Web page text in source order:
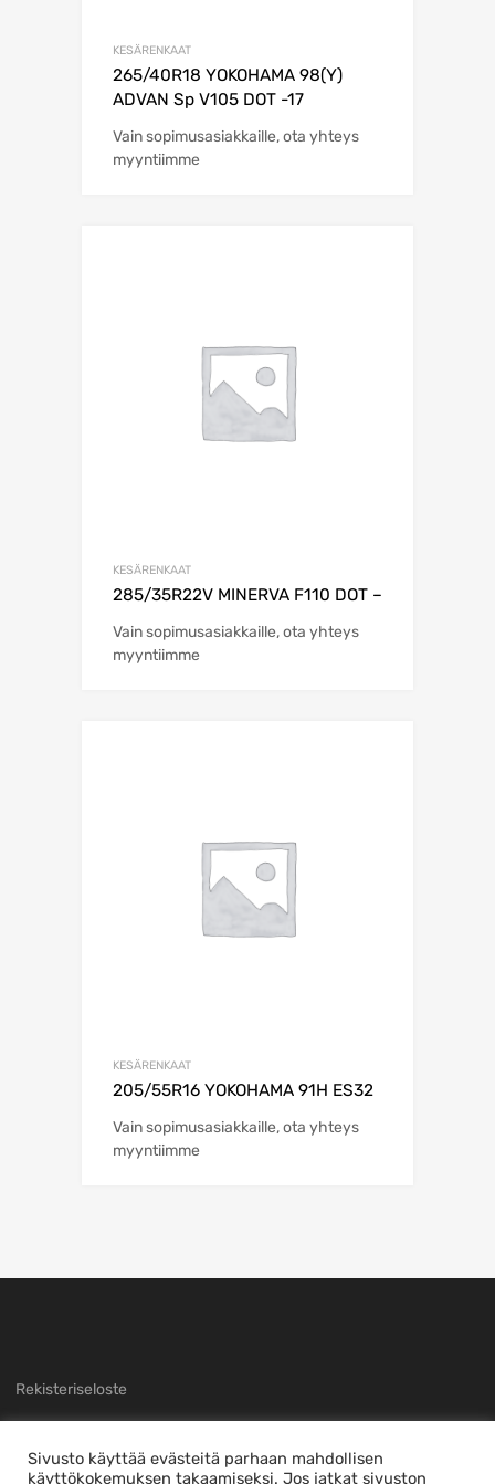
KESÄRENKAAT
265/40R18 YOKOHAMA 98(Y)
ADVAN Sp V105 DOT -17
Vain sopimusasiakkaille, ota yhteys
myyntiimme
KESÄRENKAAT
285/35R22V MINERVA F110 DOT –
Vain sopimusasiakkaille, ota yhteys
myyntiimme
KESÄRENKAAT
205/55R16 YOKOHAMA 91H ES32
Vain sopimusasiakkaille, ota yhteys
myyntiimme
Rekisteriseloste
Sivusto käyttää evästeitä parhaan mahdollisen
käyttökokemuksen takaamiseksi. Jos jatkat sivuston